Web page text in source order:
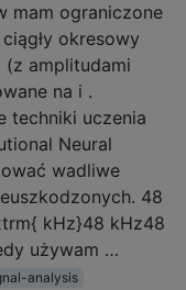
mam ograniczone
okresowy
(z amplitudami
na i .
techniki uczenia
Neural
wadliwe
48
kHz}48 kHz48
używam …
analysis